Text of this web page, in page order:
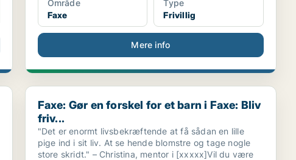
Område
Faxe
Type
Frivillig
Mere info
Faxe: Gør en forskel for et barn i Faxe: Bliv friv...
Faxe: Gør en forskel for et barn i Faxe: Bliv
friv...
"Det er enormt livsbekræftende at få sådan en lille
pige ind i sit liv. At se hende blomstre og tage nogle
store skridt." – Christina, mentor i [xxxxx]Vil du være